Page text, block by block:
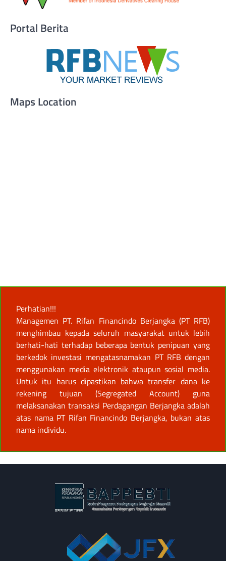
Portal Berita
Maps Location
Perhatian!!!
Managemen PT. Rifan Financindo Berjangka (PT RFB)
menghimbau kepada seluruh masyarakat untuk lebih
berhati-hati terhadap beberapa bentuk penipuan yang
berkedok investasi mengatasnamakan PT RFB dengan
menggunakan media elektronik ataupun sosial media.
Untuk itu harus dipastikan bahwa transfer dana ke
rekening tujuan (Segregated Account) guna
melaksanakan transaksi Perdagangan Berjangka adalah
atas nama PT Rifan Financindo Berjangka, bukan atas
nama individu.